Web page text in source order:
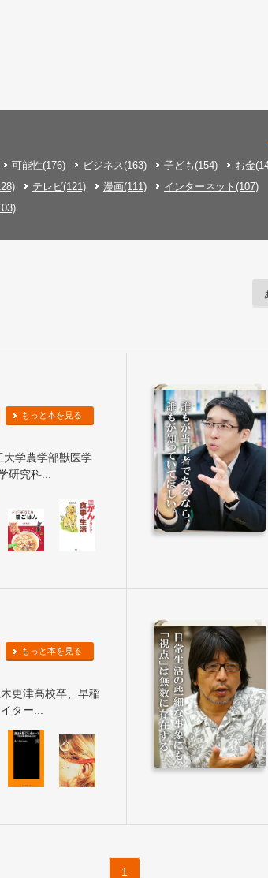
可能性(176) ビジネス(163) 子ども(154)
お金
テレビ(121) 漫画(111)
インターネット(107)
もっと本を見る
大学農学部獣医学
研究科...
もっと本を見る
更津高校卒、早稲
ター...
1